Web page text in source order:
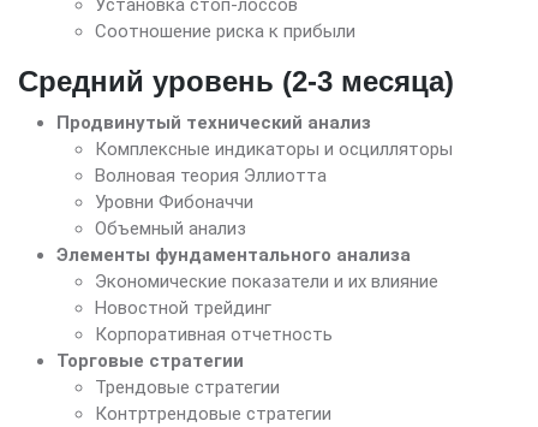
Установка стоп-лоссов
Соотношение риска к прибыли
Средний уровень (2-3 месяца)
Продвинутый технический анализ
Комплексные индикаторы и осцилляторы
Волновая теория Эллиотта
Уровни Фибоначчи
Объемный анализ
Элементы фундаментального анализа
Экономические показатели и их влияние
Новостной трейдинг
Корпоративная отчетность
Торговые стратегии
Трендовые стратегии
Контртрендовые стратегии